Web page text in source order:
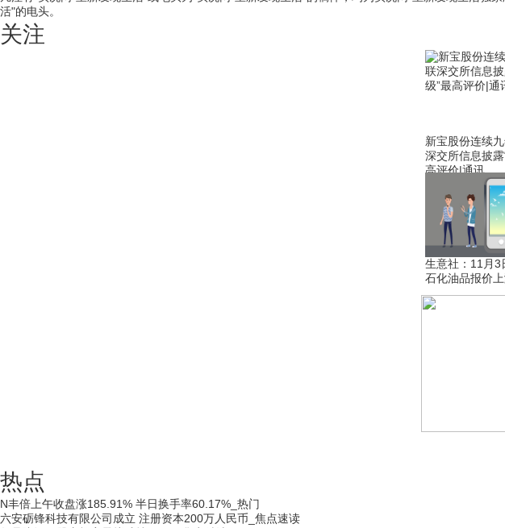
活"的电头。
关注
新宝股份连续
深交所信息披露
高评价|通讯
生意社：11月3
石化油品报价
热点
N丰倍上午收盘涨185.91% 半日换手率60.17%_热门
六安砺锋科技有限公司成立 注册资本200万人民币_焦点速读